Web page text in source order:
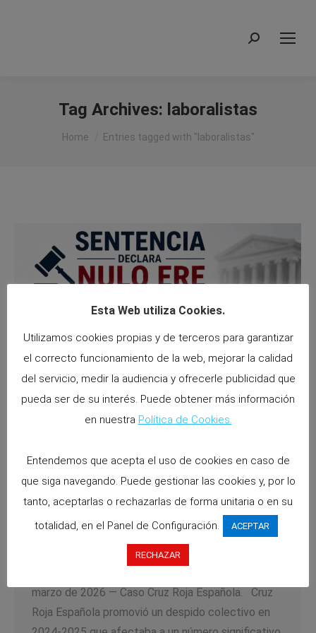
Search:
Tag Archives: laboralistas
You are here:
Home Entries tagged with "laboralistas"
Nulidad del E.R.E. por defectos
documentales y de Información en el
periodo de consultas.
11 mayo 2026
marzo de 2026 — Caso Cruz Roja Española. Cruz
Roja Española promovió un despido colectivo en
Esta Web utiliza Cookies.
Utilizamos cookies propias y de terceros para garantizar
el correcto funcionamiento de la web, mejorar la calidad
del servicio, medir la audiencia y ofrecerle publicidad que
pueda ser de su interés. Puede obtener más información
en nuestra Política de Cookies.
Entendemos que acepta el uso de cookies en caso de
que siga navegando. Puede gestionar las cookies y, por lo
tanto, aceptarlas o rechazarlas de forma unitaria o en su
totalidad, en el Panel de Configuración.
ACEPTAR
RECHAZAR